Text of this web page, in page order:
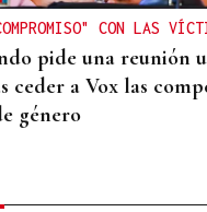
CON LAS
pide una reunión
ceder a Vox las
género